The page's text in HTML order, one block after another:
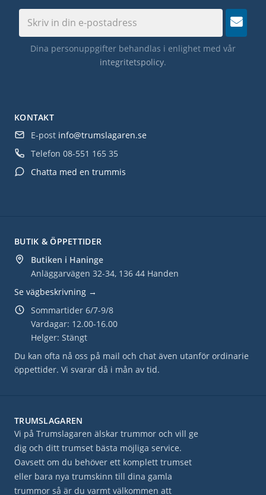
BUTIK & ÖPPETTIDER
Butiken i Haninge
Anläggarvägen 32-34, 136 44 Handen
Se vägbeskrivning →
Sommartider 6/7-9/8
Vardagar: 12.00-16.00
Helger: Stängt
Du kan ofta nå oss på mail och chat även utanför ordinarie
öppettider. Vi svarar då i mån av tid.
KONTAKT
E-post info@trumslagaren.se
Telefon 08-551 165 35
Chatta med en trummis
TRUMSLAGAREN
Vi på Trumslagaren älskar trummor och vill ge
dig och ditt trumset bästa möjliga service.
Oavsett om du behöver ett komplett trumset
eller bara nya trumskinn till dina gamla
trummor så är du varmt välkommen att
Dina personuppgifter behandlas i enlighet med vår
integritetspolicy.